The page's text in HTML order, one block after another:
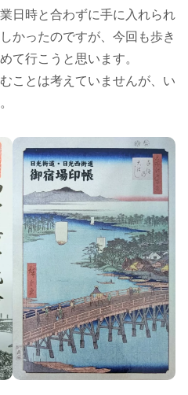
日時と合わずに手に入れられ
かったのですが、今回も歩き
て行こうと思います。
ことは考えていませんが、い